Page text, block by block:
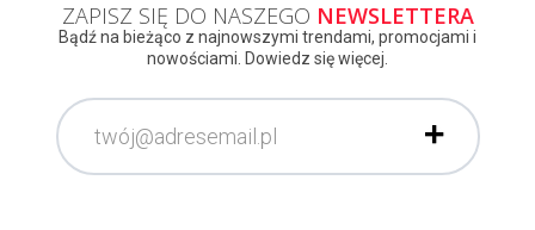
ZAPISZ SIĘ DO NASZEGO NEWSLETTERA
Bądź na bieżąco z najnowszymi trendami, promocjami i
nowościami. Dowiedz się więcej.